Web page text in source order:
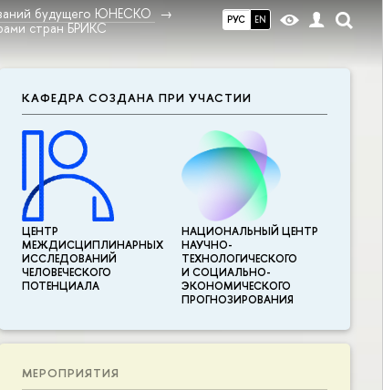
РУС EN
будущего ЮНЕСКО
стран БРИКС
КАФЕДРА СОЗДАНА ПРИ УЧАСТИИ
ЦЕНТР
МЕЖДИСЦИПЛИНАР­НЫХ
ИССЛЕДОВАНИЙ
ЧЕЛОВЕЧЕСКОГО
ПОТЕНЦИАЛА
НАЦИОНАЛЬНЫЙ ЦЕНТР
НАУЧНО-
ТЕХНОЛОГИЧЕСКОГО
И СОЦИАЛЬНО-
ЭКОНОМИЧЕСКОГО
ПРОГНОЗИРОВАНИЯ
МЕРОПРИЯТИЯ